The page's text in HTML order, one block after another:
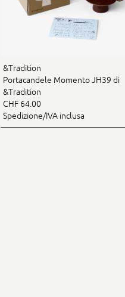
&Tradition
Portacandele Momento JH39 di
&Tradition
CHF 64.00
Spedizione/IVA inclusa